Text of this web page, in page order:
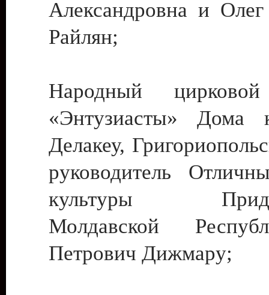
Александровна и
Райлян;
Народный цирковой
«Энтузиасты» Дома
Делакеу,
руководитель
культуры
Молдавской
Петрович Дижмару;